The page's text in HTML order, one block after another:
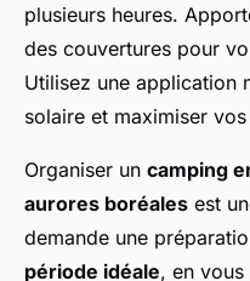
plusieurs heures.
des couvertures pour
Utilisez une application
solaire et maximiser
Organiser un camping
aurores boréales est
demande une
période idéale, en